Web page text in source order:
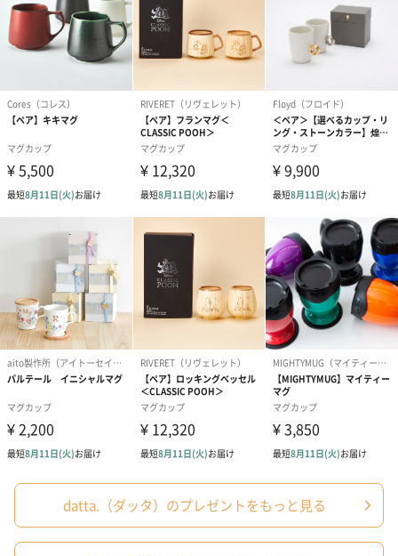
datta.（ダッタ）のプレゼントをもっと見る